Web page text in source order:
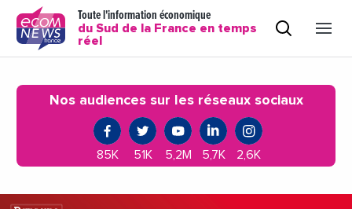
Toute l'information économique
du Sud de la France en temps
réel
Nos audiences sur les réseaux sociaux
85K 51K 5,2M 5,7K 2,6K